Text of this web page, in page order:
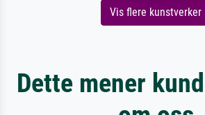
Vis flere kunstverker
Dette mener